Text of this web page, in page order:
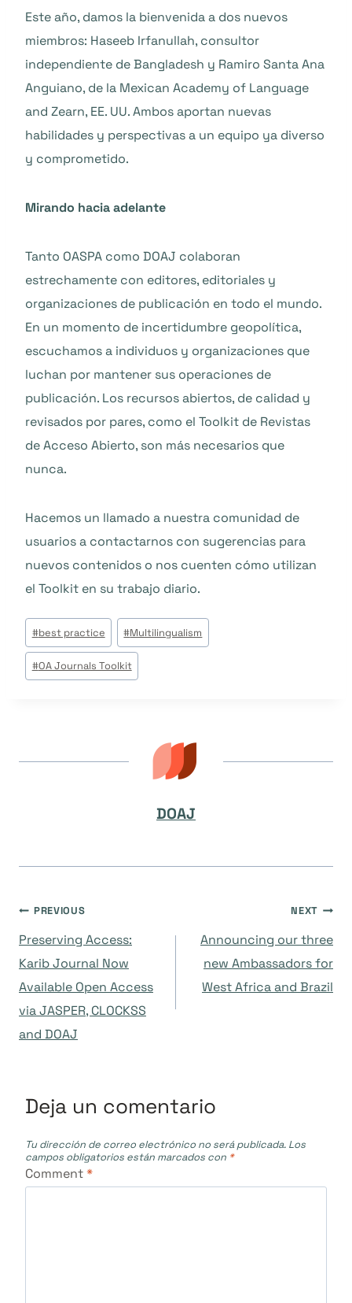
Este año, damos la bienvenida a dos nuevos
miembros: Haseeb Irfanullah, consultor
independiente de Bangladesh y Ramiro Santa Ana
Anguiano, de la Mexican Academy of Language
and Zearn, EE. UU. Ambos aportan nuevas
habilidades y perspectivas a un equipo ya diverso
y comprometido.
Mirando hacia adelante
Tanto OASPA como DOAJ colaboran
estrechamente con editores, editoriales y
organizaciones de publicación en todo el mundo.
En un momento de incertidumbre geopolítica,
escuchamos a individuos y organizaciones que
luchan por mantener sus operaciones de
publicación. Los recursos abiertos, de calidad y
revisados por pares, como el Toolkit de Revistas
de Acceso Abierto, son más necesarios que
nunca.
Hacemos un llamado a nuestra comunidad de
usuarios a contactarnos con sugerencias para
nuevos contenidos o nos cuenten cómo utilizan
el Toolkit en su trabajo diario.
Post
Tags:
#best practice #Multilingualism
#OA Journals Toolkit
DOAJ
Navegación
de
entradas
PREVIOUS
Preserving Access:
Karib Journal Now
Available Open Access
via JASPER, CLOCKSS
and DOAJ
NEXT
Announcing our three
new Ambassadors for
West Africa and Brazil
Deja un comentario
Tu dirección de correo electrónico no será publicada. Los
campos obligatorios están marcados con *
Comment*